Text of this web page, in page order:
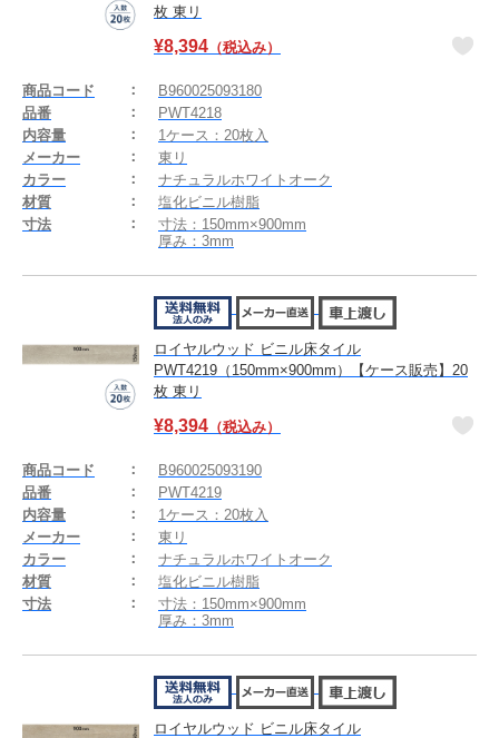
枚 東リ
¥8,394 （税込み）
商品コード
B960025093180
品番
PWT4218
内容量
1ケース：20枚入
メーカー
東リ
カラー
ナチュラルホワイトオーク
材質
塩化ビニル樹脂
寸法
寸法：150mm×900mm
厚み：3mm
ロイヤルウッド ビニル床タイル
PWT4219（150mm×900mm）【ケース販売】20
枚 東リ
¥8,394 （税込み）
商品コード
B960025093190
品番
PWT4219
内容量
1ケース：20枚入
メーカー
東リ
カラー
ナチュラルホワイトオーク
材質
塩化ビニル樹脂
寸法
寸法：150mm×900mm
厚み：3mm
ロイヤルウッド ビニル床タイル